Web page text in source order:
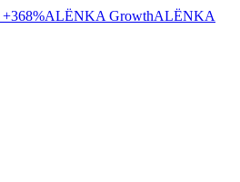
+368%ALЁNKA GrowthALЁNKA